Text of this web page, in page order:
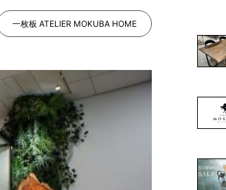
納品事例
納品事例（住宅・インテリア）
納品事例（店舗・オフィス）
お客様の声
コーディネート集
一枚板 ATELIER MOKUBA HOME